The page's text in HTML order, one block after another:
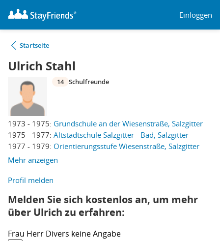
Einloggen
Startseite
Ulrich Stahl
1973 - 1975: Grundschule an der Wiesenstraße, Salzgitter
1975 - 1977: Altstadtschule Salzgitter - Bad, Salzgitter
1977 - 1979: Orientierungsstufe Wiesenstraße, Salzgitter
Mehr anzeigen
14 Schulfreunde
Profil melden
Melden Sie sich kostenlos an, um mehr
über Ulrich zu erfahren:
Frau Herr Divers keine Angabe